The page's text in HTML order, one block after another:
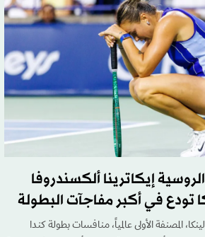
إيكاترينا ألكسندروفا
تودع في أكبر مفاجآت البطولة
المصنفة الأولى عالمياً، منافسات بطولة كندا